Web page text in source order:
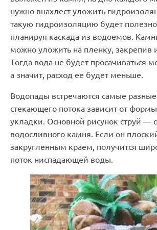
нужно внахлест уложить
такую гидроизоляцию будет
планируя каскада из водоемов.
можно уложить на пленку, закрепив
Тогда вода не будет просачиваться
а значит, расход ее будет меньше.
Водопады встречаются самые
стекающего потока зависит от
укладки. Основной рисунок струй —
водосливного камня. Если он
закругленным краем, получится
поток ниспадающей воды.